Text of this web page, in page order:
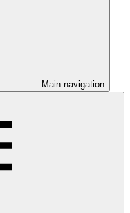
Main navigation